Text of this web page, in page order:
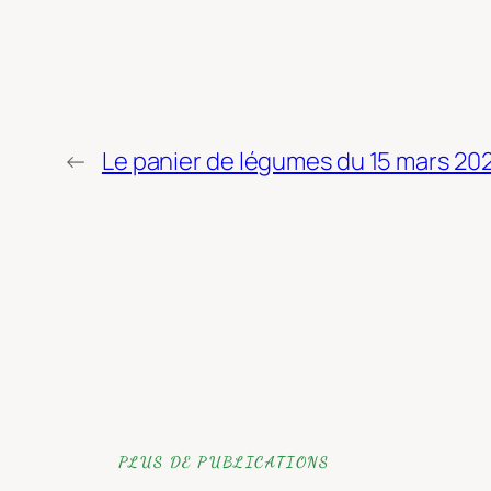
← Le panier de légumes du 15 mars
PLUS DE PUBLICATIONS